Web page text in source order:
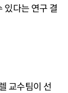
있다는 연구 결
교수팀이 선